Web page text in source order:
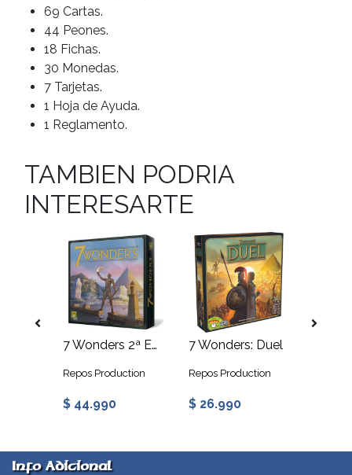
69 Cartas.
44 Peones.
18 Fichas.
30 Monedas.
7 Tarjetas.
1 Hoja de Ayuda.
1 Reglamento.
TAMBIEN PODRIA
INTERESARTE
7 Wonders 2ª Edición
Repos Production
$ 44.990
7 Wonders: Duel
Repos Production
$ 26.990
Info Adicional